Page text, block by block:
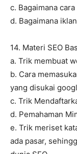
c. Bagaimana
d. Bagaimana
14. Materi SEO
a. Trik membuat
b. Cara
yang disukai
c. Trik
d. Pemahaman
e. Trik meriset
ada pasar,